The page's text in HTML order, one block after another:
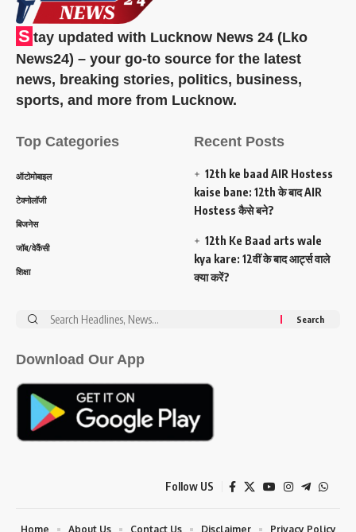
S tay updated with Lucknow News 24 (Lko
News24) – your go-to source for the latest
news, breaking stories, politics, business,
sports, and more from Lucknow.
Top Categories
ऑटोमोबाइल
टेक्नोलॉजी
बिजनेस
जॉब/वेकैंसी
शिक्षा
Recent Posts
12th ke baad AIR Hostess
kaise bane: 12th के बाद AIR
Hostess कैसे बने?
12th Ke Baad arts wale
kya kare: 12वीं के बाद आर्ट्स वाले
क्या करें?
Search
Download Our App
Follow US
Home About Us Contact Us Disclaimer Privacy Policy